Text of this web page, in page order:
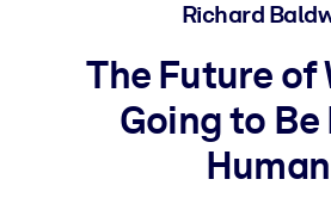
ПО СИСТЕМАМ
Для LMS/LXP
Интегрируйте краткие проверенные
лучших результатов обучения.
Richard
The Future of
Going to Be
Human